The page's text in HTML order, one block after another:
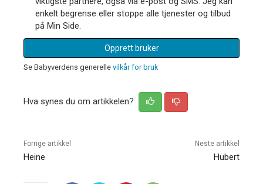
enkelt begrense eller stoppe alle tjenester og tilbud
på Min Side.
Opprett bruker
Se Babyverdens generelle vilkår for bruk
Hva synes du om artikkelen?
Forrige artikkel
Heine
Neste artikkel
Hubert